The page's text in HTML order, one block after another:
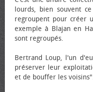
lourds, bien souvent
regroupent pour créer
exemple à Blajan en
sont regroupés.
Bertrand Loup, l'un
préserver leur
et de bouffer les